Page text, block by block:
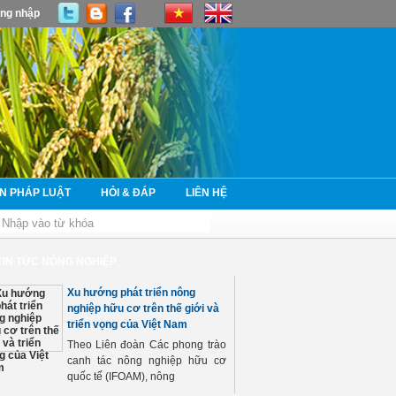
nhập
PHÁP LUẬT HỎI & ĐÁP LIÊN HỆ
Xu hướng phát triển nông
nghiệp hữu cơ trên thế giới và
triển vọng của Việt Nam
Theo Liên đoàn Các phong trào
canh tác nông nghiệp hữu cơ
quốc tế (IFOAM), nông